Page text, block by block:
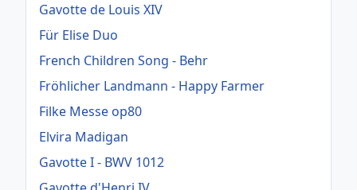
Gavotte de Louis XIV
Für Elise Duo
French Children Song - Behr
Fröhlicher Landmann - Happy Farmer
Filke Messe op80
Elvira Madigan
Gavotte I - BWV 1012